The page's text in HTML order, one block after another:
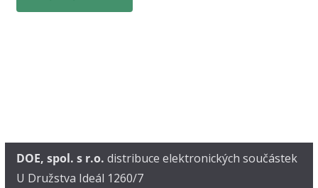
DOE, spol. s r.o. distribuce elektronických součástek
U Družstva Ideál 1260/7